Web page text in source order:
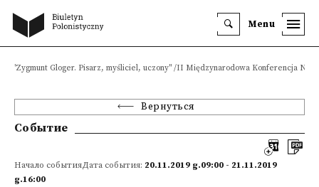
Menu
"Zygmunt Gloger. Pisarz, myśliciel, uczony" /II Międzynarodowa Konferencja
Вернуться
Событие
Начало событияДата события: 20.11.2019 g.09:00 - 21.11.2019
g.16:00